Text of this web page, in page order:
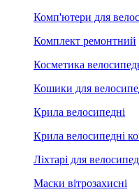
Комп'ютери для
Комплект ремонтний
Косметика
Кошики для
Крила велосипедні
Крила велосипедні
Ліхтарі для
Маски вітрозахисні